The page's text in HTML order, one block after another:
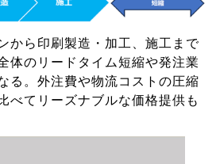
から印刷製造・加工、施工まで
体のリードタイム短縮や発注業
る。外注費や物流コストの圧縮
べてリーズナブルな価格提供も